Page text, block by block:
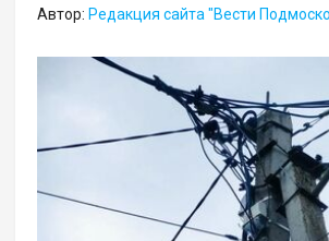
Автор: Редакция сайта "Вести